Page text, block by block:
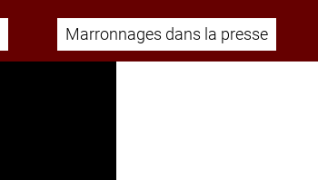
Marronnages dans la presse